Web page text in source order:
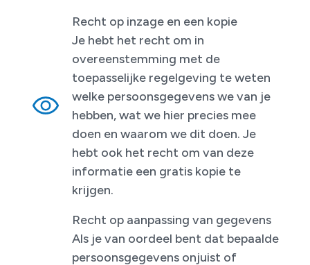
Recht op inzage en een kopie
Je hebt het recht om in
overeenstemming met de
toepasselijke regelgeving te weten
welke persoonsgegevens we van je
hebben, wat we hier precies mee
doen en waarom we dit doen. Je
hebt ook het recht om van deze
informatie een gratis kopie te
krijgen.
Recht op aanpassing van gegevens
Als je van oordeel bent dat bepaalde
persoonsgegevens onjuist of